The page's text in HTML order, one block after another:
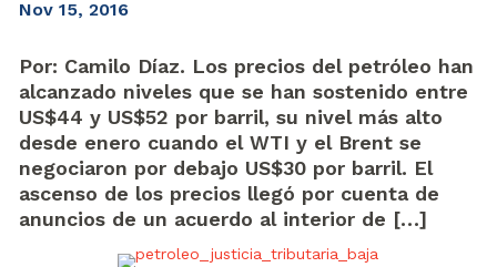
Nov 15, 2016
Por: Camilo Díaz. Los precios del petróleo han
alcanzado niveles que se han sostenido entre
US$44 y US$52 por barril, su nivel más alto
desde enero cuando el WTI y el Brent se
negociaron por debajo US$30 por barril. El
ascenso de los precios llegó por cuenta de
anuncios de un acuerdo al interior de […]